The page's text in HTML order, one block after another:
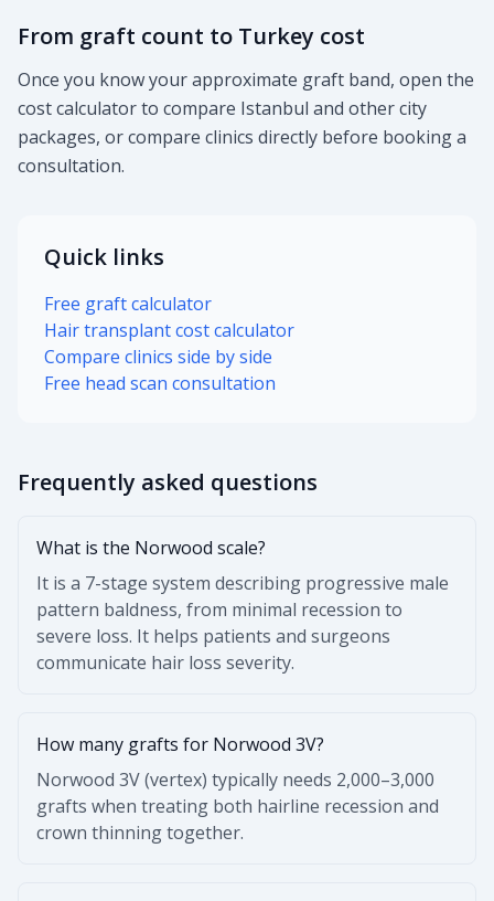
From graft count to Turkey cost
Once you know your approximate graft band, open the
cost calculator to compare Istanbul and other city
packages, or compare clinics directly before booking a
consultation.
Quick links
Free graft calculator
Hair transplant cost calculator
Compare clinics side by side
Free head scan consultation
Frequently asked questions
What is the Norwood scale?
It is a 7-stage system describing progressive male
pattern baldness, from minimal recession to
severe loss. It helps patients and surgeons
communicate hair loss severity.
How many grafts for Norwood 3V?
Norwood 3V (vertex) typically needs 2,000–3,000
grafts when treating both hairline recession and
crown thinning together.